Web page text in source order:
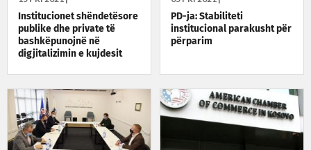
Institucionet shëndetësore
publike dhe private të
bashkëpunojnë në
digjitalizimin e kujdesit
PD-ja: Stabiliteti
institucional parakusht për
përparim